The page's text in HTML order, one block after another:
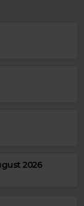
2026